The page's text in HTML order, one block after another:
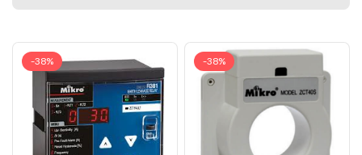
-38% -38%